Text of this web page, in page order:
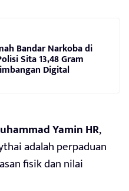
Bandar Narkoba di
Sita 13,48 Gram
Digital
Yamin HR,
adalah perpaduan
fisik dan nilai